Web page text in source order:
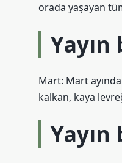
orada yaşayan
Yayın
Mart: Mart
kalkan, kaya
Yayın